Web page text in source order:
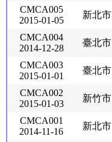
CMCA005
2015-01-05
新北市
CMCA004
2014-12-28
臺北市
CMCA003
2015-01-01
臺北市
CMCA002
2015-01-03
新竹市
CMCA001
2014-11-16
新北市